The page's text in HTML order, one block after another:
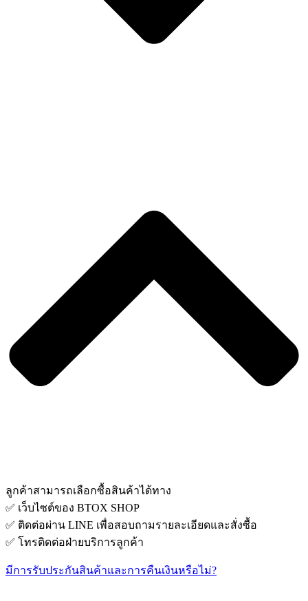
ลูกค้าสามารถเลือกซื้อสินค้าได้ทาง
✅ เว็บไซต์ของ BTOX SHOP
✅ ติดต่อผ่าน LINE เพื่อสอบถามรายละเอียดและสั่งซื้อ
✅ โทรติดต่อฝ่ายบริการลูกค้า
มีการรับประกันสินค้าและการคืนเงินหรือไม่?